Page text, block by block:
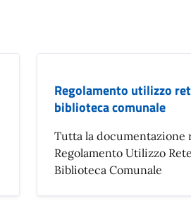
Regolamento utilizzo
biblioteca comunale
Tutta la documentazione
Regolamento Utilizzo
Biblioteca Comunale